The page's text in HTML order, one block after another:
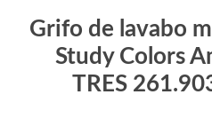
Grifo de lavabo
Study Colors
TRES